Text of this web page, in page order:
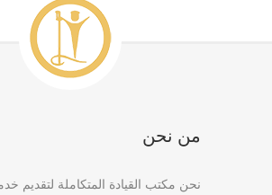
من نحن
نحن مكتب القيادة المتكاملة لتقديم